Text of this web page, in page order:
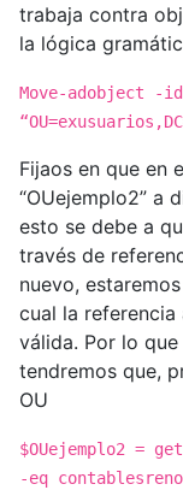
trabaja contra
la lógica
Move-adobject -
Fijaos en que en
“OUejemplo2” a
esto se debe a
través de
nuevo,
cual la referencia
válida. Por lo
tendremos que,
OU
$OUejemplo2 =
-eq